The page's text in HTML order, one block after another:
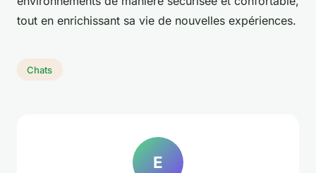
tout en enrichissant sa vie de nouvelles expériences.
Chats
E